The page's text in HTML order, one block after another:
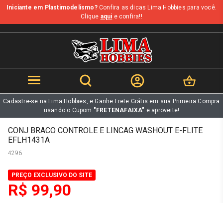
b
Iniciante em Plastimodelismo?Confira as dicas Lima Hobbies para você.
Clique aqui e confira!!
Cadastre-se na Lima Hobbies, e Ganhe Frete Grátis em sua Primeira Compra
usando o Cupom "FRETENAFAIXA" e aproveite!
CONJ BRACO CONTROLE E LINCAG WASHOUT E-FLITE
EFLH1431A
4296
PREÇO EXCLUSIVO DO SITE
R$ 99,90